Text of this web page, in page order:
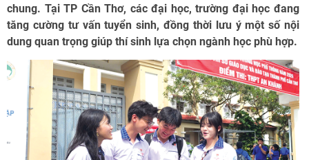
chung. Tại TP Cần Thơ, các đại học, trường đại học đang
tăng cường tư vấn tuyển sinh, đồng thời lưu ý một số nội
dung quan trọng giúp thí sinh lựa chọn ngành học phù hợp.